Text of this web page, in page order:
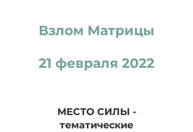
Взлом Матрицы
21 февраля 2022
МЕСТО СИЛЫ -
тематические